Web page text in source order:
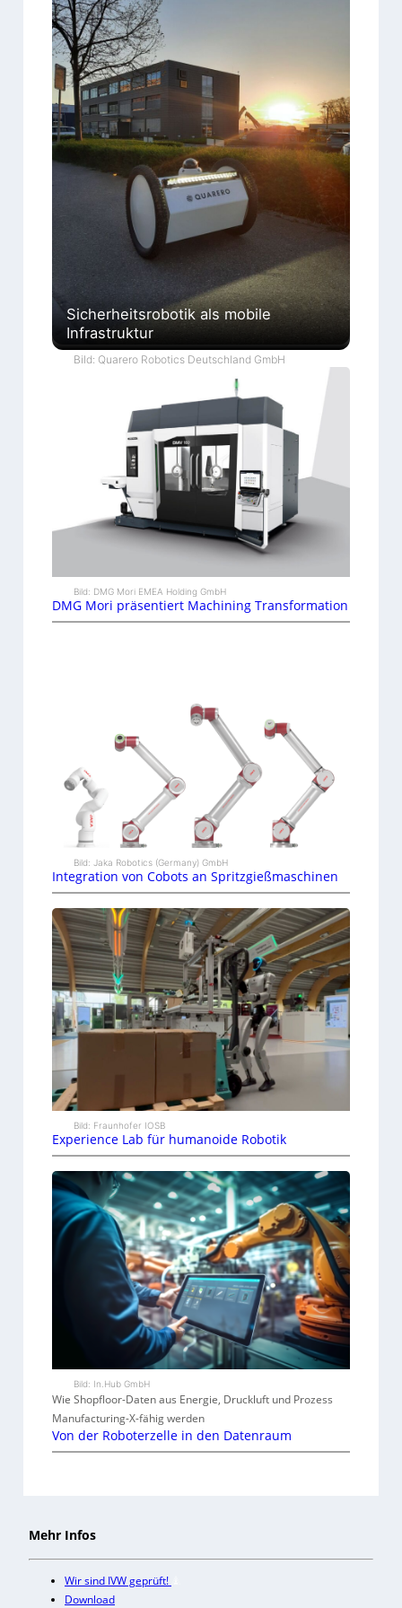
Sicherheitsrobotik als mobile
Infrastruktur
Bild: Quarero Robotics Deutschland GmbH
Bild: DMG Mori EMEA Holding GmbH
DMG Mori präsentiert Machining Transformation
Bild: Jaka Robotics (Germany) GmbH
Integration von Cobots an Spritzgießmaschinen
Bild: Fraunhofer IOSB
Experience Lab für humanoide Robotik
Bild: In.Hub GmbH
Wie Shopfloor-Daten aus Energie, Druckluft und Prozess
Manufacturing-X-fähig werden
Von der Roboterzelle in den Datenraum
Mehr Infos
Wir sind IVW geprüft!
Download